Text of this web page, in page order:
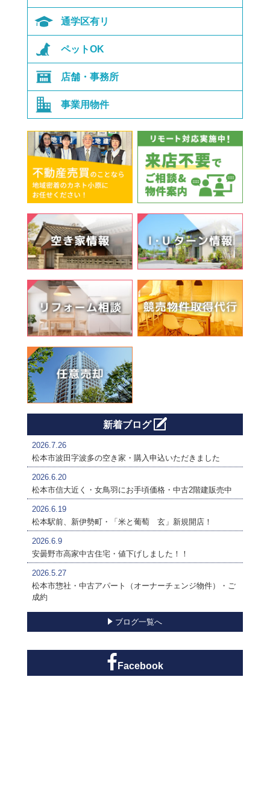
通学区有リ
ペットOK
店舗・事務所
事業用物件
新着ブログ
2026.7.26
松本市波田字波多の空き家・購入申込いただきました
2026.6.20
松本市信大近く・女鳥羽にお手頃価格・中古2階建販売中
2026.6.19
松本駅前、新伊勢町・「米と葡萄 玄」新規開店！
2026.6.9
安曇野市高家中古住宅・値下げしました！！
2026.5.27
松本市惣社・中古アパート（オーナーチェンジ物件）・ご
成約
ブログ一覧へ
Facebook